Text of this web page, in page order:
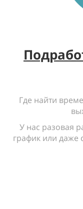
Где найти
У нас разовая
график или даже